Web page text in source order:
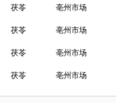
茯苓 亳州市场
茯苓 亳州市场
茯苓 亳州市场
茯苓 亳州市场